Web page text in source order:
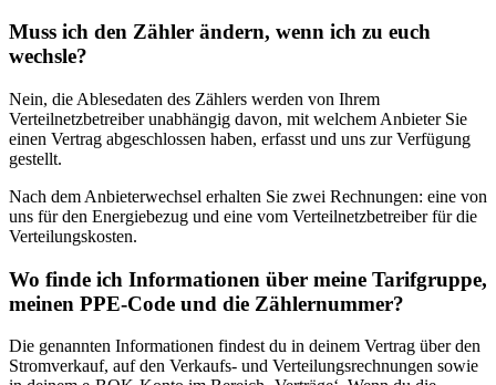
Muss ich den Zähler ändern, wenn ich zu euch
wechsle?
Nein, die Ablesedaten des Zählers werden von Ihrem
Verteilnetzbetreiber unabhängig davon, mit welchem Anbieter Sie
einen Vertrag abgeschlossen haben, erfasst und uns zur Verfügung
gestellt.
Nach dem Anbieterwechsel erhalten Sie zwei Rechnungen: eine von
uns für den Energiebezug und eine vom Verteilnetzbetreiber für die
Verteilungskosten.
Wo finde ich Informationen über meine Tarifgruppe,
meinen PPE-Code und die Zählernummer?
Die genannten Informationen findest du in deinem Vertrag über den
Stromverkauf, auf den Verkaufs- und Verteilungsrechnungen sowie